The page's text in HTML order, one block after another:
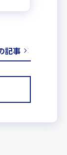
への支
記事